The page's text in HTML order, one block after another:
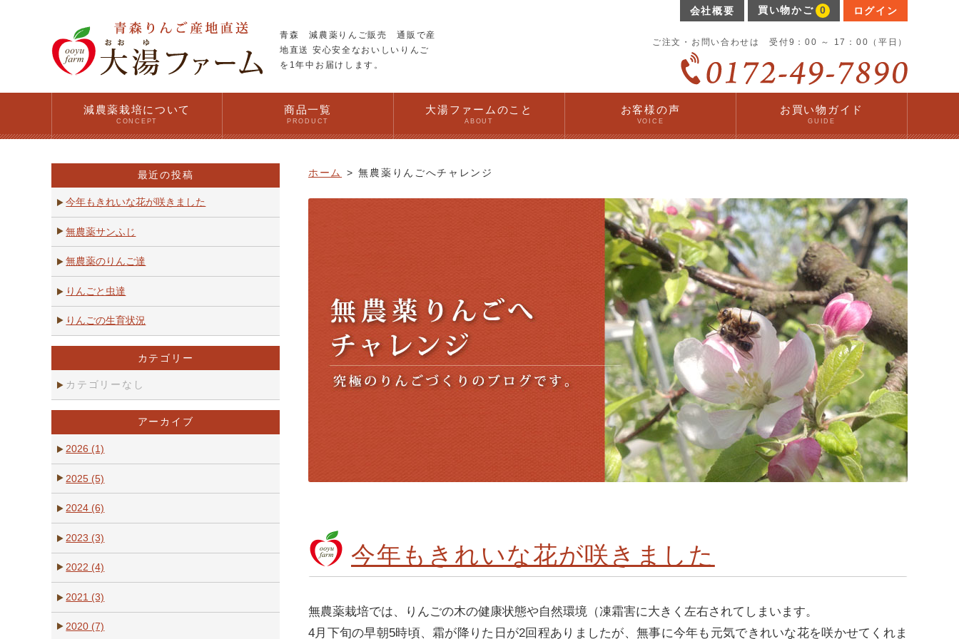
青森 減農薬りんご販売 通販で産
地直送 安心安全なおいしいりんご
を1年中お届けします。
会社概要 買い物かご 0 ログイン
ご注文・お問い合わせは 受付9：00 ～ 17：00（平日）
減農薬栽培について
CONCEPT
商品一覧
PRODUCT
大湯ファームのこと
ABOUT
お客様の声
VOICE
お買い物ガイド
GUIDE
ホーム 無農薬りんごへチャレンジ
今年もきれいな花が咲きました
無農薬栽培では、りんごの木の健康状態や自然環境（凍霜害に大きく左右されてしまいます。
4月下旬の早朝5時頃、霜が降りた日が2回程ありましたが、無事に今年も元気できれいな花を咲かせてくれま
最近の投稿
今年もきれいな花が咲きました
無農薬サンふじ
無農薬のりんご達
りんごと虫達
りんごの生育状況
カテゴリー
カテゴリーなし
アーカイブ
2026 (1)
2025 (5)
2024 (6)
2023 (3)
2022 (4)
2021 (3)
2020 (7)